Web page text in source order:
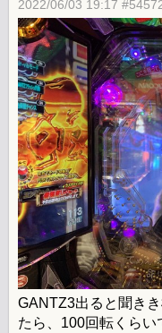
2022/06/03 19:17
GANTZ3出ると聞き
たら、100回転くら